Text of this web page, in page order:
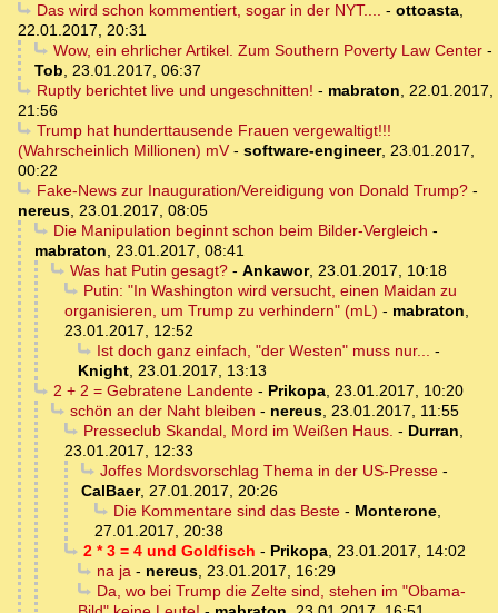
Das wird schon kommentiert, sogar in der NYT.... - ottoasta,
22.01.2017, 20:31
Wow, ein ehrlicher Artikel. Zum Southern Poverty Law Center-
Tob, 23.01.2017, 06:37
Ruptly berichtet live und ungeschnitten! - mabraton, 22.01.2017,
21:56
Trump hat hunderttausende Frauen vergewaltigt!!!
(Wahrscheinlich Millionen) mV- software-engineer, 23.01.2017,
00:22
Fake-News zur Inauguration/Vereidigung von Donald Trump?-
nereus, 23.01.2017, 08:05
Die Manipulation beginnt schon beim Bilder-Vergleich -
mabraton, 23.01.2017, 08:41
Was hat Putin gesagt?- Ankawor, 23.01.2017, 10:18
Putin: "In Washington wird versucht, einen Maidan zu
organisieren, um Trump zu verhindern" (mL) - mabraton,
23.01.2017, 12:52
Ist doch ganz einfach, "der Westen" muss nur... -
Knight, 23.01.2017, 13:13
2 + 2 = Gebratene Landente- Prikopa, 23.01.2017, 10:20
schön an der Naht bleiben - nereus, 23.01.2017, 11:55
Presseclub Skandal, Mord im Weißen Haus. - Durran,
23.01.2017, 12:33
Joffes Mordsvorschlag Thema in der US-Presse-
CalBaer, 27.01.2017, 20:26
Die Kommentare sind das Beste- Monterone,
27.01.2017, 20:38
2 * 3 = 4 und Goldfisch - Prikopa, 23.01.2017, 14:02
na ja- nereus, 23.01.2017, 16:29
Da, wo bei Trump die Zelte sind, stehen im "Obama-